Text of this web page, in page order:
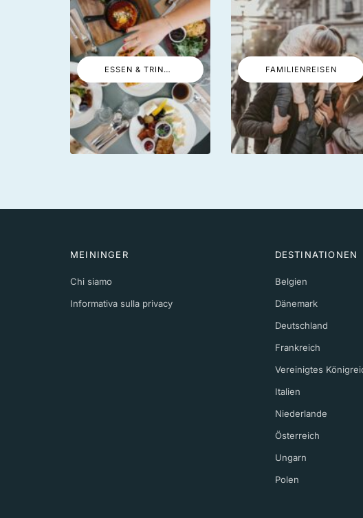
ESSEN & TRINKEN FAMILIENREISEN
MEININGER
Chi siamo
Informativa sulla privacy
DESTINATIONEN
Belgien
Dänemark
Deutschland
Frankreich
Vereinigtes
Italien
Niederlande
Österreich
Ungarn
Polen